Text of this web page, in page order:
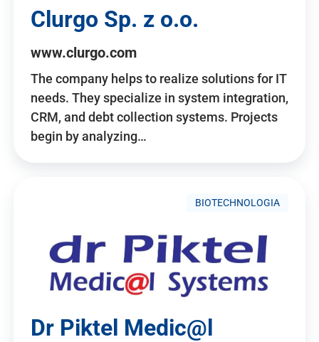
Clurgo Sp. z o.o.
www.clurgo.com
The company helps to realize solutions for IT
needs. They specialize in system integration,
CRM, and debt collection systems. Projects
begin by analyzing…
BIOTECHNOLOGIA
Dr Piktel Medic@l